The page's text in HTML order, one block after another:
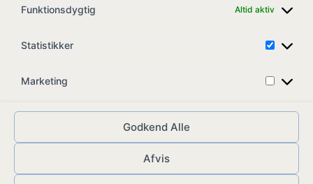
Funktionsdygtig Altid aktiv
Statistikker
Marketing
Godkend Alle
Afvis
Skovgade 17,
CVR: 41008547
© ungkult.dk - 2026 Allieret– din partner i